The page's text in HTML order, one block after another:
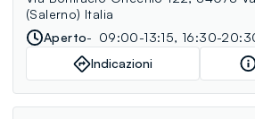
(Salerno) Italia
Aperto
09:00-13:15, 16:30-
Indicazioni